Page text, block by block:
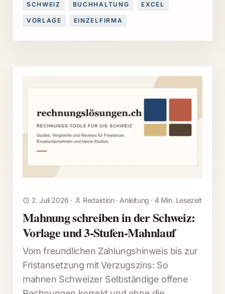
SCHWEIZ BUCHHALTUNG EXCEL
VORLAGE EINZELFIRMA
2. Juli 2026 · Redaktion· Anleitung · 4 Min. Lesezeit
Mahnung schreiben in der Schweiz:
Vorlage und 3-Stufen-Mahnlauf
Vom freundlichen Zahlungshinweis bis zur
Fristansetzung mit Verzugszins: So
mahnen Schweizer Selbständige offene